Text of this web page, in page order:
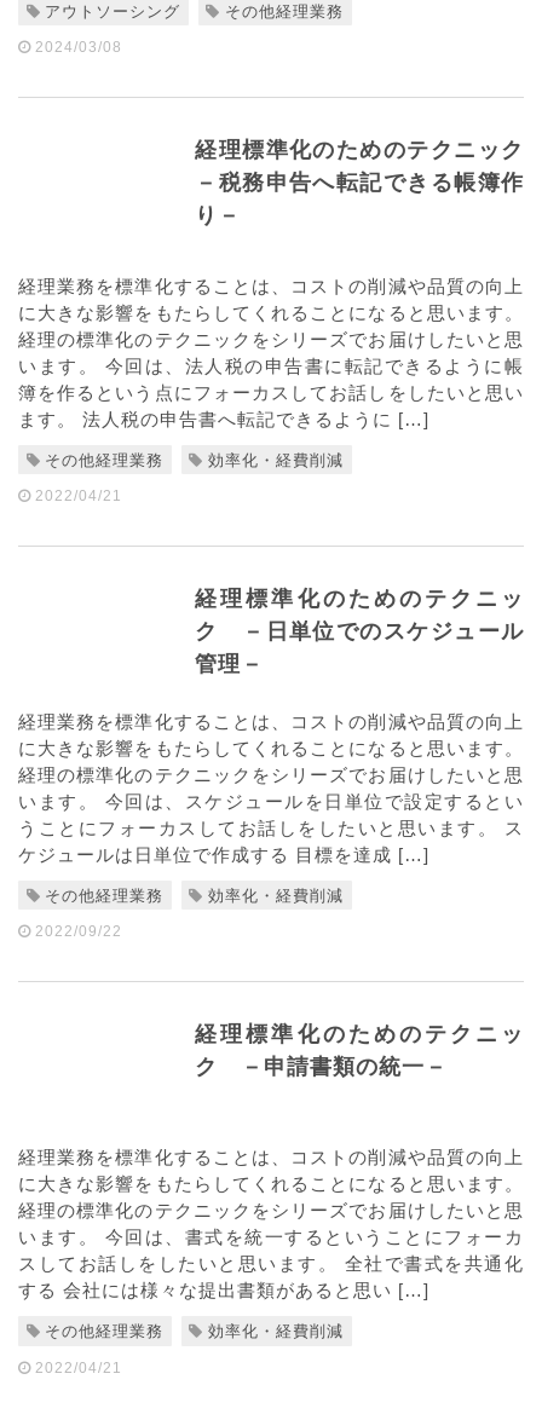
アウトソーシング その他経理業務
2024/03/08
経理標準化のためのテクニック
－税務申告へ転記できる帳簿作
り－
経理業務を標準化することは、コストの削減や品質の向上
に大きな影響をもたらしてくれることになると思います。
経理の標準化のテクニックをシリーズでお届けしたいと思
います。 今回は、法人税の申告書に転記できるように帳
簿を作るという点にフォーカスしてお話しをしたいと思い
ます。 法人税の申告書へ転記できるように […]
その他経理業務 効率化・経費削減
2022/04/21
経理標準化のためのテクニッ
ク －日単位でのスケジュール
管理－
経理業務を標準化することは、コストの削減や品質の向上
に大きな影響をもたらしてくれることになると思います。
経理の標準化のテクニックをシリーズでお届けしたいと思
います。 今回は、スケジュールを日単位で設定するとい
うことにフォーカスしてお話しをしたいと思います。 ス
ケジュールは日単位で作成する 目標を達成 […]
その他経理業務 効率化・経費削減
2022/09/22
経理標準化のためのテクニッ
ク －申請書類の統一－
経理業務を標準化することは、コストの削減や品質の向上
に大きな影響をもたらしてくれることになると思います。
経理の標準化のテクニックをシリーズでお届けしたいと思
います。 今回は、書式を統一するということにフォーカ
スしてお話しをしたいと思います。 全社で書式を共通化
する 会社には様々な提出書類があると思い […]
その他経理業務 効率化・経費削減
2022/04/21